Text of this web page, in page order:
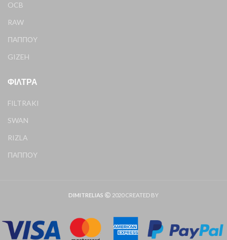
OCB
RAW
ΠΑΠΠΟΥ
GIZEH
ΦΊΛΤΡΑ
FILTRAKI
SWAN
RIZLA
ΠΑΠΠΟΥ
DIMITRELIAS 2020 CREATED BY